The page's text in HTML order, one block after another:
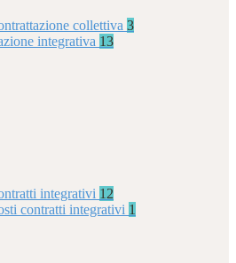
collettiva 3
integrativa 13
integrativi 12
contratti integrativi 1